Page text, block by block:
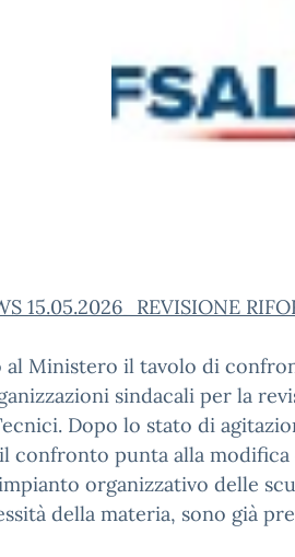
15.05.2026_REVISIONE
al Ministero il tavolo di
sindacali per la
Dopo lo stato di
confronto punta alla
organizzativo delle
della materia, sono già